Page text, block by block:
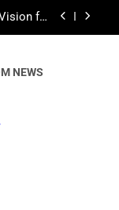
เกิดขึ้น”
for
บตำนาน
สู่น่านฟ้า
ายนาน”
– ผ้าป่า
ลังชุมชน
ภายใต้
นานกว่า
ธุรกิจ"
NEWS